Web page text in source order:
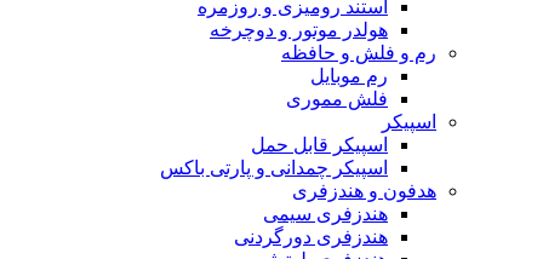
استند رومیزی و روزمره
هولدر موتور و دوچرخه
رم و فلش و حافظه
رم موبایل
فلش مموری
اسپیکر
اسپیکر قابل حمل
اسپیکر چمدانی و پارتی باکس
هدفون و هندزفری
هندزفری سیمی
هندزفری دورگردنی